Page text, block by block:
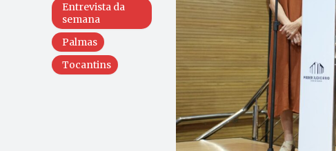
Entrevista da
semana
Palmas
Tocantins